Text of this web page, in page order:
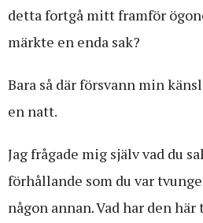
detta fortgå mitt framför
märkte en enda sak?
Bara så där försvann min
en natt.
Jag frågade mig själv vad du
förhållande som du var
någon annan. Vad har den